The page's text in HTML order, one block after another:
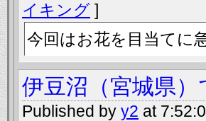
イキング ]
今回はお花を目当てに
伊豆沼（宮城県
Published by y2 at